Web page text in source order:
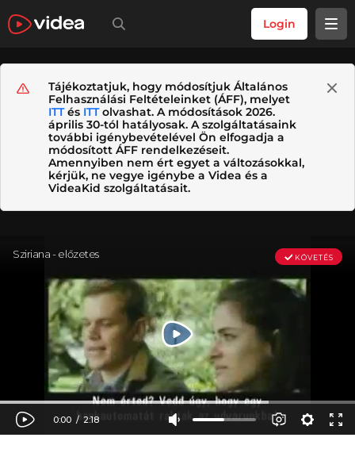
Login
Tájékoztatjuk, hogy módosítjuk Általános
Felhasználási Feltételeinket (ÁFF), melyet
ITTés ITTolvashat. A módosítások 2026.
április 30-tól hatályosak. A szolgáltatásaink
további igénybevételével Ön elfogadja a
módosított ÁFF rendelkezéseit.
Amennyiben nem ért egyet a változásokkal,
kérjük, ne vegye igénybe a Videa és a
VideaKid szolgáltatásait.